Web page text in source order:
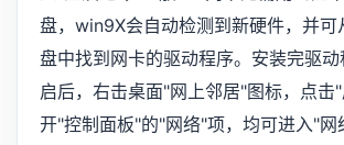
盘，win9X会自动检测到新硬件，并
盘中找到网卡的驱动程序。安装完驱
启后，右击桌面"网上邻居"图标，点击
开"控制面板"的"网络"项，均可进入"网